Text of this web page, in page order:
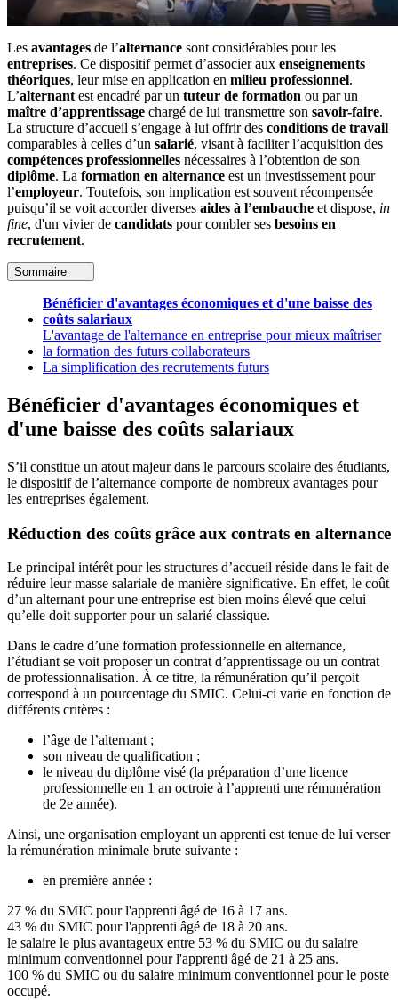
Les avantages de l’alternance sont considérables pour les
entreprises. Ce dispositif permet d’associer aux enseignements
théoriques, leur mise en application en milieu professionnel.
L’alternant est encadré par un tuteur de formation ou par un
maître d’apprentissage chargé de lui transmettre son savoir-faire.
La structure d’accueil s’engage à lui offrir des conditions de travail
comparables à celles d’un salarié, visant à faciliter l’acquisition des
compétences professionnelles nécessaires à l’obtention de son
diplôme. La formation en alternance est un investissement pour
l’employeur. Toutefois, son implication est souvent récompensée
puisqu’il se voit accorder diverses aides à l’embauche et dispose, in
fine, d'un vivier de candidats pour combler ses besoins en
recrutement.
Sommaire
Bénéficier d'avantages économiques et d'une baisse des
coûts salariaux
L'avantage de l'alternance en entreprise pour mieux maîtriser
la formation des futurs collaborateurs
La simplification des recrutements futurs
Bénéficier d'avantages économiques et
d'une baisse des coûts salariaux
S’il constitue un atout majeur dans le parcours scolaire des étudiants,
le dispositif de l’alternance comporte de nombreux avantages pour
les entreprises également.
Réduction des coûts grâce aux contrats en alternance
Le principal intérêt pour les structures d’accueil réside dans le fait de
réduire leur masse salariale de manière significative. En effet, le coût
d’un alternant pour une entreprise est bien moins élevé que celui
qu’elle doit supporter pour un salarié classique.
Dans le cadre d’une formation professionnelle en alternance,
l’étudiant se voit proposer un contrat d’apprentissage ou un contrat
de professionnalisation. À ce titre, la rémunération qu’il perçoit
correspond à un pourcentage du SMIC. Celui-ci varie en fonction de
différents critères :
l’âge de l’alternant ;
son niveau de qualification ;
le niveau du diplôme visé (la préparation d’une licence
professionnelle en 1 an octroie à l’apprenti une rémunération
de 2e année).
Ainsi, une organisation employant un apprenti est tenue de lui verser
la rémunération minimale brute suivante :
en première année :
27 % du SMIC pour l'apprenti âgé de 16 à 17 ans.
43 % du SMIC pour l'apprenti âgé de 18 à 20 ans.
le salaire le plus avantageux entre 53 % du SMIC ou du salaire
minimum conventionnel pour l'apprenti âgé de 21 à 25 ans.
100 % du SMIC ou du salaire minimum conventionnel pour le poste
occupé.